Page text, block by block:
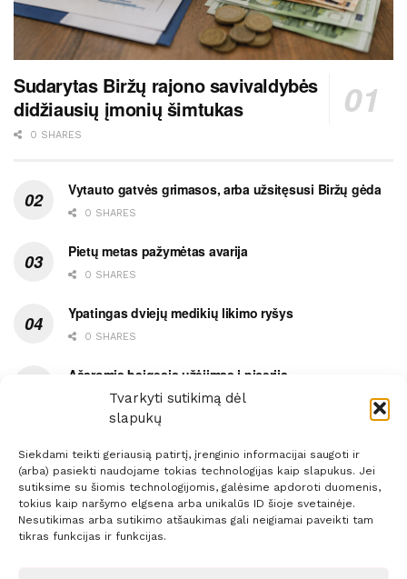
Tvarkyti sutikimą dėl
slapukų
Siekdami teikti geriausią patirtį, įrenginio informacijai saugoti ir
(arba) pasiekti naudojame tokias technologijas kaip slapukus. Jei
sutiksime su šiomis technologijomis, galėsime apdoroti duomenis,
tokius kaip naršymo elgsena arba unikalūs ID šioje svetainėje.
Nesutikimas arba sutikimo atšaukimas gali neigiamai paveikti tam
tikras funkcijas ir funkcijas.
Sudarytas Biržų rajono savivaldybės
didžiausių įmonių šimtukas
0 SHARES
Vytauto gatvės grimasos, arba užsitęsusi Biržų gėda
0 SHARES
Pietų metas pažymėtas avarija
0 SHARES
Ypatingas dviejų medikių likimo ryšys
0 SHARES
Ašaromis baigęsis užėjimas į piceriją
0 SHARES
Prenumerata Reklama Taisyklės Kontaktai